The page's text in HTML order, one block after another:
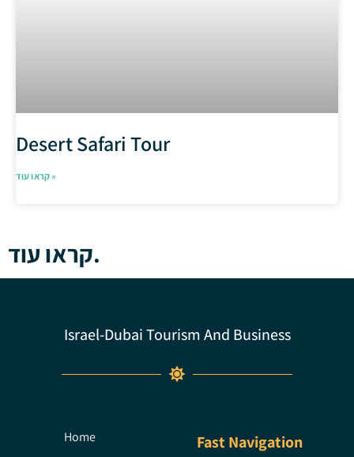
Desert Safari Tour
קראו עוד »
קראו עוד.
Israel-Dubai Tourism And Business
Home
Fast Navigation